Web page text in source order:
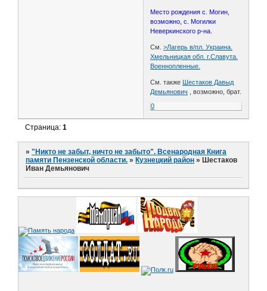
Место рождения с. Могин,
возможно, с. Могилки
Неверкинского р-на.
См.>Лагерь в/пл. Украина.
Хмельницкая обл. г.Славута.
Военнопленные.
См. также Шестаков Давыд
Демьянович , возможно, брат.
0
Страница:1
»"Никто не забыт, ничто не забыто". Всенародная Книга
памяти Пензенской области. » Кузнецкий район » Шестаков
Иван Демьянович